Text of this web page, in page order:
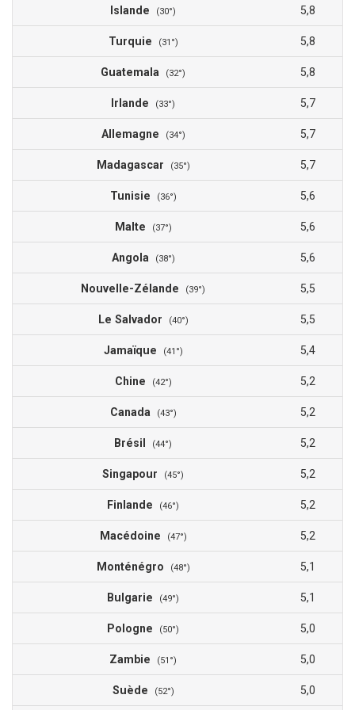
Islande (30°) 5,8
Turquie (31°) 5,8
Guatemala (32°) 5,8
Irlande (33°) 5,7
Allemagne (34°) 5,7
Madagascar (35°) 5,7
Tunisie (36°) 5,6
Malte (37°) 5,6
Angola (38°) 5,6
Nouvelle-Zélande (39°) 5,5
Le Salvador (40°) 5,5
Jamaïque (41°) 5,4
Chine (42°) 5,2
Canada (43°) 5,2
Brésil (44°) 5,2
Singapour (45°) 5,2
Finlande (46°) 5,2
Macédoine (47°) 5,2
Monténégro (48°) 5,1
Bulgarie (49°) 5,1
Pologne (50°) 5,0
Zambie (51°) 5,0
Suède (52°) 5,0